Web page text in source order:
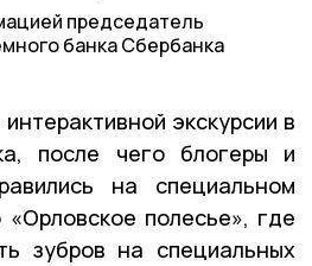
председатель
банка Сбербанка
экскурсии в
после чего блогеры и
на специальном
полесье», где
зубров на специальных